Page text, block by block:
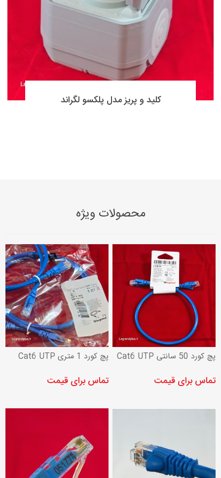
کلید و پریز مدل پلکسو لگراند
محصولات ویژه
پچ کورد 50 سانتی Cat6 UTP
تماس برای قیمت
پچ کورد 1 متری Cat6 UTP
تماس برای قیمت